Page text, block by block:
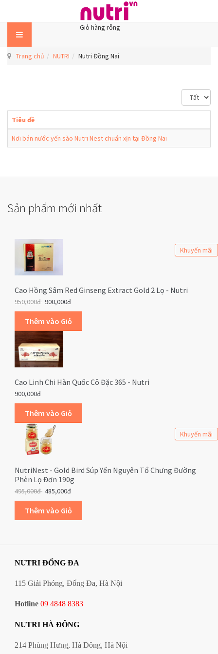
Giỏ hàng rỗng
Trang chủ NUTRI Nutri Đồng Nai
i
ể
Tiêu đề
Nơi bán nước yến sào Nutri Nest chuẩn xịn tại Đồng Nai
Sản phẩm mới nhất
Khuyến mãi
Cao Hồng Sâm Red Ginseng Extract Gold 2 Lọ - Nutri
950,000đ 900,000đ
Cao Linh Chi Hàn Quốc Cô Đặc 365 - Nutri
900,000đ
Khuyến mãi
NutriNest - Gold Bird Súp Yến Nguyên Tổ Chưng Đường
Phèn Lọ Đơn 190g
495,000đ 485,000đ
NUTRI ĐỐNG ĐA
115 Giải Phóng, Đống Đa, Hà Nội
Hotline 09 4848 8383
NUTRI HÀ ĐÔNG
214 Phùng Hưng, Hà Đông, Hà Nội